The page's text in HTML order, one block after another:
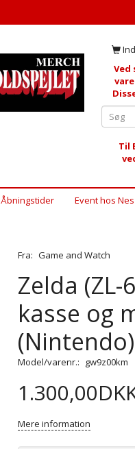
Ved
Til
Åbningstider Event hos
Fra: Game and Watch
Zelda (ZL-
kasse og
(Nintendo)
Model/varenr.: gw9z00km
Mere information